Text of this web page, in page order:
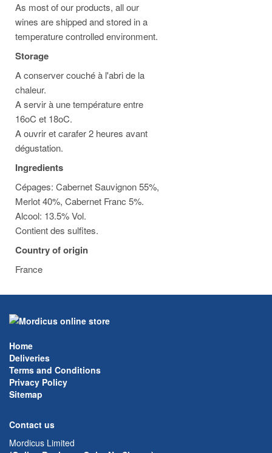
As most of our products, all our
wines are shipped and stored in a
temperature controlled environment.
Storage
A conserver couché à l'abri de la
chaleur.
A servir à une température entre
16oC et 18oC.
A ouvrir et carafer 2 heures avant
dégustation.
Ingredients
Cépages: Cabernet Sauvignon 55%,
Merlot 40%, Cabernet Franc 5%.
Alcool: 13.5% Vol.
Contient des sulfites.
Country of origin
France
Home
Deliveries
Terms and Conditions
Privacy Policy
Sitemap
Contact us
Mordicus Limited